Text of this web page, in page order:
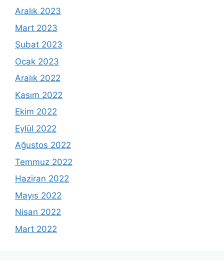
Aralık 2023
Mart 2023
Şubat 2023
Ocak 2023
Aralık 2022
Kasım 2022
Ekim 2022
Eylül 2022
Ağustos 2022
Temmuz 2022
Haziran 2022
Mayıs 2022
Nisan 2022
Mart 2022